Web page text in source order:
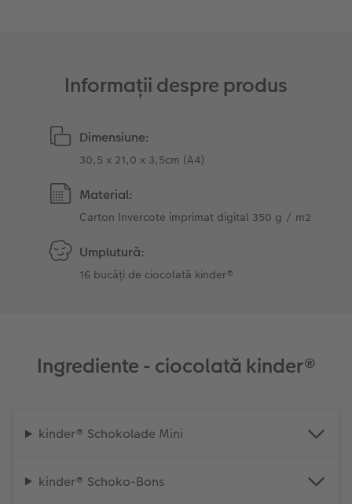
Accesorii
Informații despre produs
Dimensiune:
30,5 x 21,0 x 3,5cm (A4)
Material:
Carton Invercote imprimat digital 350 g / m2
Umplutură:
16 bucăți de ciocolată kinder®
Ingrediente - ciocolată kinder®
kinder® Schokolade Mini
kinder® Schoko-Bons